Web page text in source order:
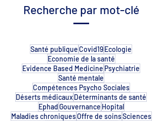
Recherche par mot-clé
Santé publiqueCovid19Ecologie
Economie de la santé
Evidence Based Medicine Psychiatrie
Santé mentale
Compétences Psycho Sociales
Déserts médicauxDéterminants de santé
EphadGouvernance Hopital
Maladies chroniquesOffre de soinsSciences